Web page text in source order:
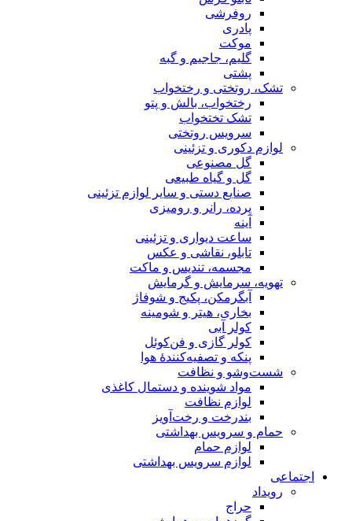
روفرشی
پادری
موکت
گلیم، جاجیم و گبه
پشتی
تشک، روتختی و رختخواب
رختخواب، بالش و پتو
تشک تختخواب
سرویس روتختی
لوازم دکوری و تزئینی
گل مصنوعی
گل و گیاه طبیعی
صنایع دستی و سایر لوازم تزئینی
پرده، رانر و رومیزی
آینه
ساعت دیواری و تزئینی
تابلو، نقاشی و عکس
مجسمه، تندیس و ماکت
تهویه، سرمایش و گرمایش
آبگرمکن، پکیج و شوفاژ
بخاری، هیتر و شومینه
کولر آبی
کولر گازی و فن‌کوئل
پنکه و تصفیه‌کنندهٔ هوا
شست‌وشو و نظافت
مواد شوینده و دستمال کاغذی
لوازم نظافت
بندرخت و رخت‌آویز
حمام و سرویس بهداشتی
لوازم حمام
لوازم سرویس بهداشتی
اجتماعی
رویداد
حراج